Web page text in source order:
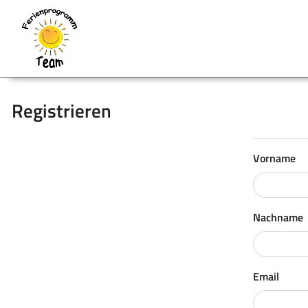
Registrieren
Vorname
Nachname
Email